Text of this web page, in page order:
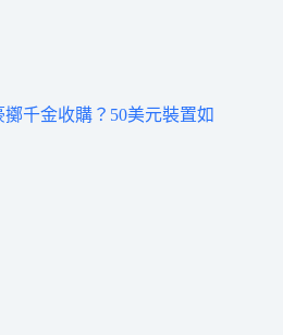
千金收購？50美元裝置如